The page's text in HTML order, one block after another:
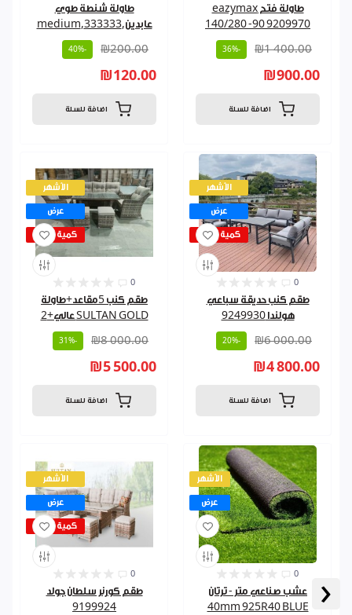
‹
طاولة شنطة طوي
عابدين,333333,medium
₪200.00
-40%
₪120.00
اضافة للسلة
طاولة فتح eazymax
140/280 -90 9209970
₪1 400.00
-36%
₪900.00
اضافة للسلة
الأشهر
عرض
كمية قليلة
0
طقم كنب 5مقاعد+طاولة
SULTAN GOLD عالي+2
₪8 000.00
-31%
₪5 500.00
اضافة للسلة
الأشهر
عرض
كمية قليلة
0
طقم كنب حديقة سباعي
هولندا 9249930
₪6 000.00
-20%
₪4 800.00
اضافة للسلة
الأشهر
عرض
كمية قليلة
0
طقم كورنر سلطان جولد
9199924
الأشهر
عرض
0
عشب صناعي متر - ترتان
40mm 925R40 BLUE